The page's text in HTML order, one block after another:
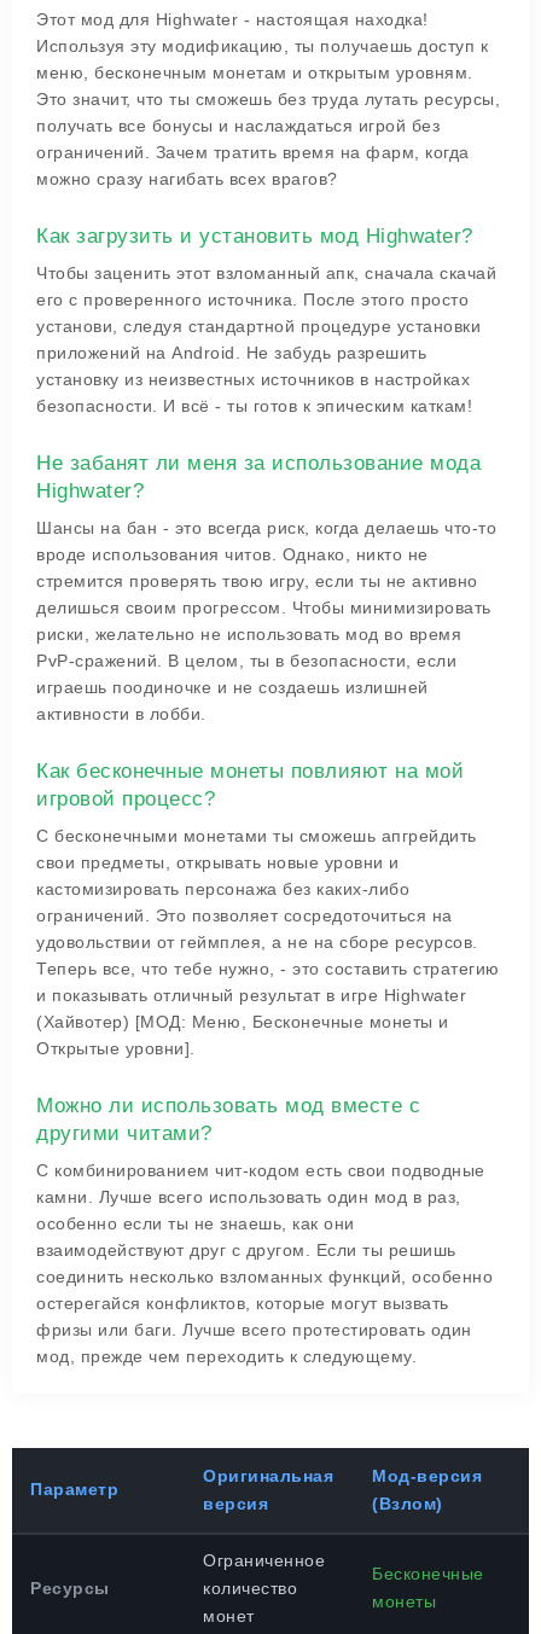
Этот мод для Highwater - настоящая находка!
Используя эту модификацию, ты получаешь доступ к
меню, бесконечным монетам и открытым уровням.
Это значит, что ты сможешь без труда лутать ресурсы,
получать все бонусы и наслаждаться игрой без
ограничений. Зачем тратить время на фарм, когда
можно сразу нагибать всех врагов?
Как загрузить и установить мод Highwater?
Чтобы заценить этот взломанный апк, сначала скачай
его с проверенного источника. После этого просто
установи, следуя стандартной процедуре установки
приложений на Android. Не забудь разрешить
установку из неизвестных источников в настройках
безопасности. И всё - ты готов к эпическим каткам!
Не забанят ли меня за использование мода
Highwater?
Шансы на бан - это всегда риск, когда делаешь что-то
вроде использования читов. Однако, никто не
стремится проверять твою игру, если ты не активно
делишься своим прогрессом. Чтобы минимизировать
риски, желательно не использовать мод во время
PvP-сражений. В целом, ты в безопасности, если
играешь поодиночке и не создаешь излишней
активности в лобби.
Как бесконечные монеты повлияют на мой
игровой процесс?
С бесконечными монетами ты сможешь апгрейдить
свои предметы, открывать новые уровни и
кастомизировать персонажа без каких-либо
ограничений. Это позволяет сосредоточиться на
удовольствии от геймплея, а не на сборе ресурсов.
Теперь все, что тебе нужно, - это составить стратегию
и показывать отличный результат в игре Highwater
(Хайвотер) [МОД: Меню, Бесконечные монеты и
Открытые уровни].
Можно ли использовать мод вместе с
другими читами?
С комбинированием чит-кодом есть свои подводные
камни. Лучше всего использовать один мод в раз,
особенно если ты не знаешь, как они
взаимодействуют друг с другом. Если ты решишь
соединить несколько взломанных функций, особенно
остерегайся конфликтов, которые могут вызвать
фризы или баги. Лучше всего протестировать один
мод, прежде чем переходить к следующему.
Параметр
Оригинальная
версия
Мод-версия
(Взлом)
Ресурсы
Ограниченное
количество
монет
Бесконечные
монеты